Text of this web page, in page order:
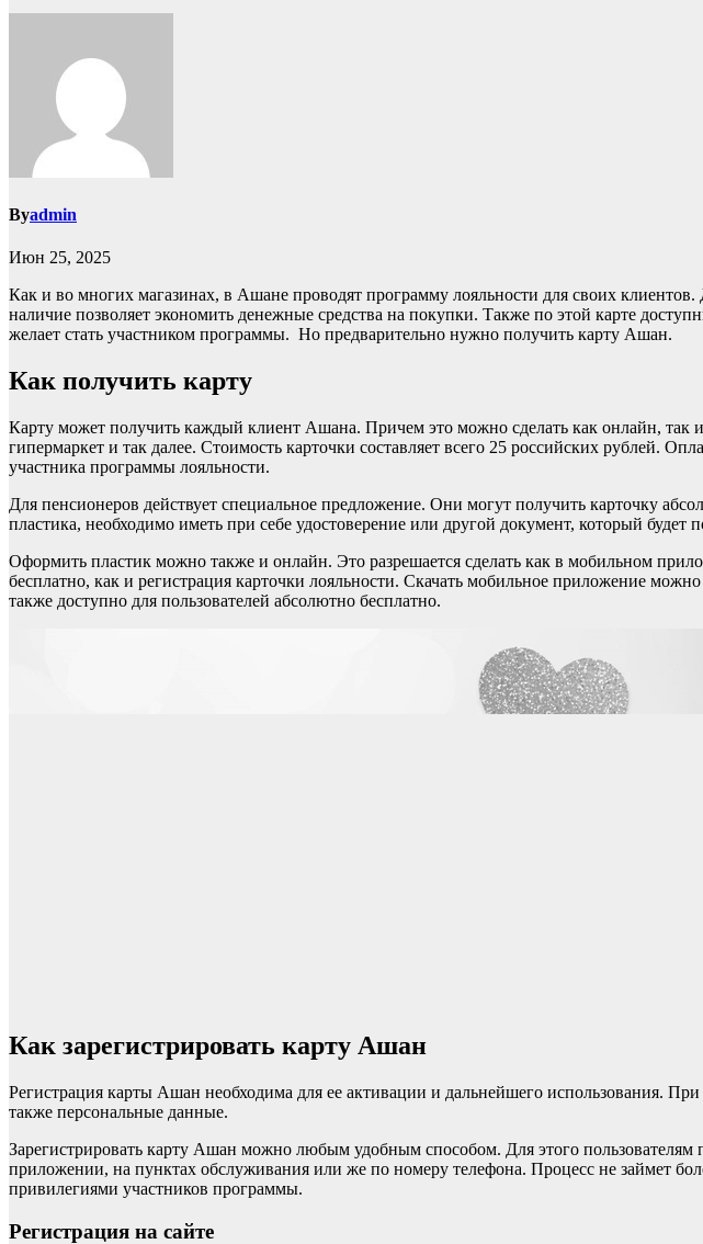
Byadmin
Июн 25, 2025
Как и во многих магазинах, в Ашане проводят программу лояльности для своих
наличие позволяет экономить денежные средства на покупки. Также по этой карте
желает стать участником программы. Но предварительно нужно получить карту Ашан.
Как получить карту
Карту может получить каждый клиент Ашана. Причем это можно сделать как онлайн,
гипермаркет и так далее. Стоимость карточки составляет всего 25 российских рублей.
участника программы лояльности.
Для пенсионеров действует специальное предложение. Они могут получить карточку
пластика, необходимо иметь при себе удостоверение или другой документ, который будет
Оформить пластик можно также и онлайн. Это разрешается сделать как в мобильном
бесплатно, как и регистрация карточки лояльности. Скачать мобильное приложение
также доступно для пользователей абсолютно бесплатно.
Как зарегистрировать карту Ашан
Регистрация карты Ашан необходима для ее активации и дальнейшего использования.
также персональные данные.
Зарегистрировать карту Ашан можно любым удобным способом. Для этого
приложении, на пунктах обслуживания или же по номеру телефона. Процесс не займет
привилегиями участников программы.
Регистрация на сайте